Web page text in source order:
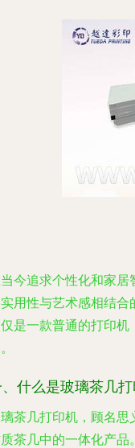
今追求个性化和家
用性与艺术感相结
是一款普通的打印机
什么是玻璃茶几打
茶几打印机，顾名
茶几中的一体化产